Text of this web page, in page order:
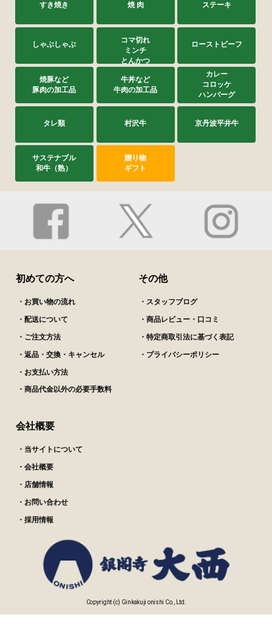
すき焼き 焼 肉 ステーキ
しゃぶしゃぶ
コマ切れ
ミンチ
とんかつ
ローストビーフ
焼豚など
豚肉の加工品
牛丼など
牛肉の加工品
カレー
コロッケ
ハンバーグ
タレ類 村沢牛 京丹波平井牛
サステナブル
和牛（熟）
贈り物
ギフト
初めての方へ
・お買い物の流れ
・配送について
・ご注文方法
・返品・交換・キャンセル
・お支払い方法
・商品代金以外の必要手数料
その他
・スタッフブログ
・商品レビュー・口コミ
・特定商取引法に基づく表記
・プライバシーポリシー
会社概要
・当サイトについて
・会社概要
・店舗情報
・お問い合わせ
・採用情報
Copyright (c) Ginkakuji onishi Co., Ltd.